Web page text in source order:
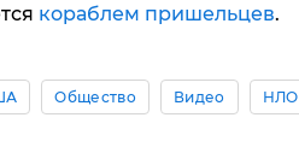
кораблем пришельцев.
Общество Видео НЛО